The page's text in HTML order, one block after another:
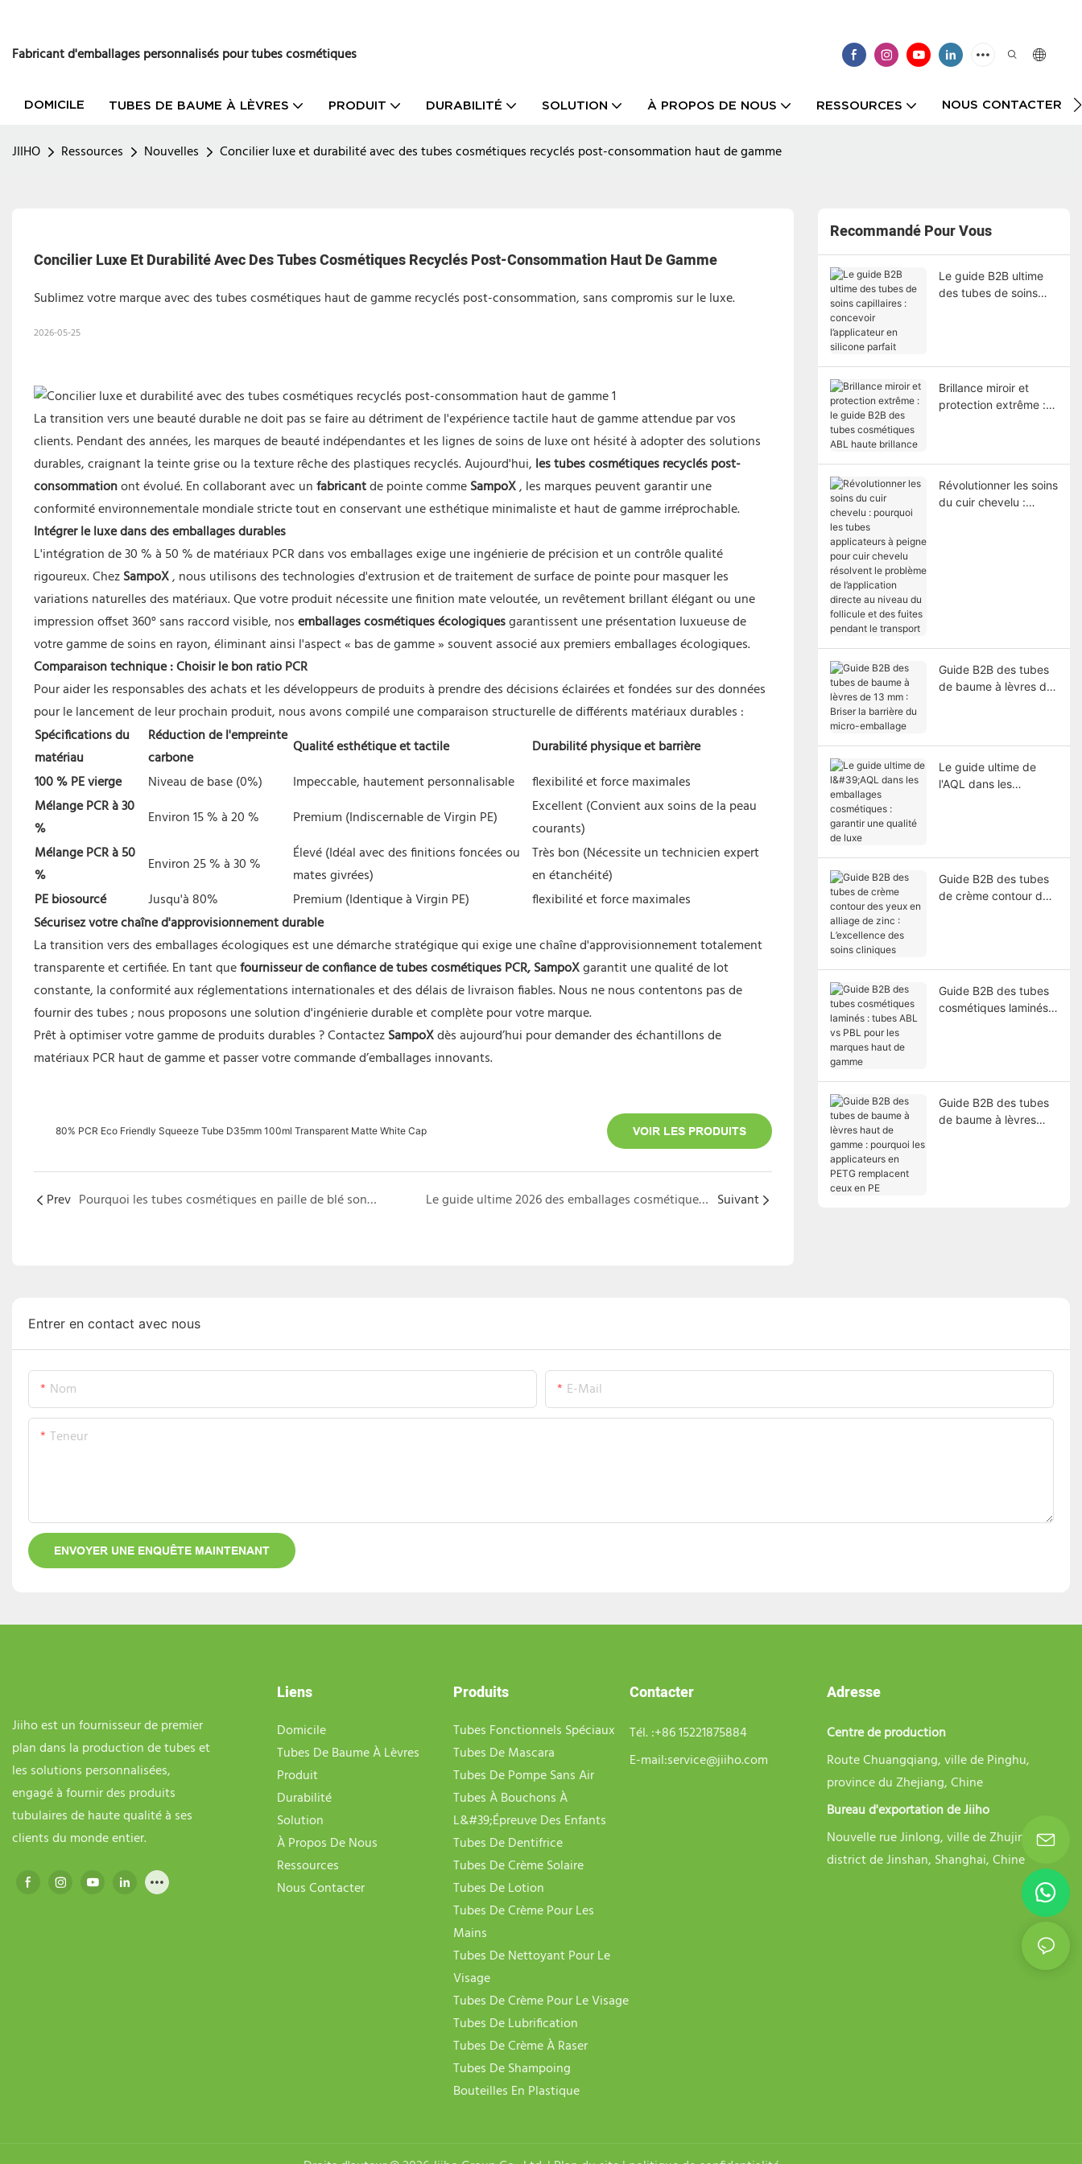
Fabricant d'emballages personnalisés pour tubes cosmétiques
DOMICILE TUBES DE BAUME À LÈVRES PRODUIT DURABILITÉ SOLUTION À PROPOS DE NOUS RESSOURCES NOUS CONTACTER
JIIHO Ressources Nouvelles Concilier luxe et durabilité avec des tubes cosmétiques recyclés post-consommation haut de gamme
Concilier Luxe Et Durabilité Avec Des Tubes Cosmétiques Recyclés Post-Consommation Haut De Gamme
Sublimez votre marque avec des tubes cosmétiques haut de gamme recyclés post-consommation, sans compromis sur le luxe.
2026-05-25
La transition vers une beauté durable ne doit pas se faire au détriment de l'expérience tactile haut de gamme attendue par vos
clients. Pendant des années, les marques de beauté indépendantes et les lignes de soins de luxe ont hésité à adopter des solutions
durables, craignant la teinte grise ou la texture rêche des plastiques recyclés. Aujourd'hui, les tubes cosmétiques recyclés post-
consommationont évolué. En collaborant avec unfabricantde pointe commeSampoX, les marques peuvent garantir une
conformité environnementale mondiale stricte tout en conservant une esthétique minimaliste et haut de gamme irréprochable.
Intégrer le luxe dans des emballages durables
L'intégration de 30 % à 50 % de matériaux PCR dans vos emballages exige une ingénierie de précision et un contrôle qualité
rigoureux. ChezSampoX, nous utilisons des technologies d'extrusion et de traitement de surface de pointe pour masquer les
variations naturelles des matériaux. Que votre produit nécessite une finition mate veloutée, un revêtement brillant élégant ou une
impression offset 360° sans raccord visible, nosemballages cosmétiques écologiquesgarantissent une présentation luxueuse de
votre gamme de soins en rayon, éliminant ainsi l'aspect « bas de gamme » souvent associé aux premiers emballages écologiques.
Comparaison technique : Choisir le bon ratio PCR
Pour aider les responsables des achats et les développeurs de produits à prendre des décisions éclairées et fondées sur des données
pour le lancement de leur prochain produit, nous avons compilé une comparaison structurelle de différents matériaux durables :
Spécifications du
matériau
Réduction de l'empreinte
carbone
Qualité esthétique et tactile
Durabilité physique et barrière
100 % PE vierge
Niveau de base (0%) Impeccable, hautement personnalisable
flexibilité et force maximales
Mélange PCR à 30
%
Environ 15 % à 20 % Premium (Indiscernable de Virgin PE)
Excellent (Convient aux soins de la peau
courants)
Mélange PCR à 50
%
Environ 25 % à 30 %
Élevé (Idéal avec des finitions foncées ou
mates givrées)
Très bon (Nécessite un technicien expert
en étanchéité)
PE biosourcé
Jusqu'à 80% Premium (Identique à Virgin PE)
flexibilité et force maximales
Sécurisez votre chaîne d'approvisionnement durable
La transition vers des emballages écologiques est une démarche stratégique qui exige une chaîne d'approvisionnement totalement
transparente et certifiée. En tant quefournisseur de confiance de tubes cosmétiques PCR,SampoXgarantit une qualité de lot
constante, la conformité aux réglementations internationales et des délais de livraison fiables. Nous ne nous contentons pas de
fournir des tubes ; nous proposons une solution d'ingénierie durable et complète pour votre marque.
Prêt à optimiser votre gamme de produits durables ? ContactezSampoXdès aujourd’hui pour demander des échantillons de
matériaux PCR haut de gamme et passer votre commande d’emballages innovants.
80% PCR Eco Friendly Squeeze Tube D35mm 100ml Transparent Matte White Cap VOIR LES PRODUITS
Prev Pourquoi les tubes cosmétiques en paille de blé sont le summum du respect de l&#39;environnement Le guide ultime 2026 des emballages cosmétiques en paille de blé Suivant
Recommandé Pour Vous
Le guide B2B ultime
des tubes de soins
Brillance miroir et
protection extrême : le
Révolutionner les soins
du cuir chevelu :
Guide B2B des tubes
de baume à lèvres de
Le guide ultime de
l'AQL dans les
Guide B2B des tubes
de crème contour des
Guide B2B des tubes
cosmétiques laminés :
Guide B2B des tubes
de baume à lèvres
Entrer en contact avec nous
Nom E-Mail
Teneur
ENVOYER UNE ENQUÊTE MAINTENANT
Jiiho est un fournisseur de premier
plan dans la production de tubes et
les solutions personnalisées,
engagé à fournir des produits
tubulaires de haute qualité à ses
clients du monde entier.
Liens
Domicile
Tubes De Baume À Lèvres
Produit
Durabilité
Solution
À Propos De Nous
Ressources
Nous Contacter
Produits
Tubes Fonctionnels Spéciaux
Tubes De Mascara
Tubes De Pompe Sans Air
Tubes À Bouchons À
L&#39;épreuve Des Enfants
Tubes De Dentifrice
Tubes De Crème Solaire
Tubes De Lotion
Tubes De Crème Pour Les
Mains
Tubes De Nettoyant Pour Le
Visage
Tubes De Crème Pour Le Visage
Tubes De Lubrification
Tubes De Crème À Raser
Tubes De Shampoing
Bouteilles En Plastique
Contacter
Tél. :+86 15221875884
E-mail:service@jiiho.com
Adresse
Centre de production
Route Chuangqiang, ville de Pinghu,
province du Zhejiang, Chine
Bureau d'exportation de Jiiho
Nouvelle rue Jinlong, ville de Zhujing,
district de Jinshan, Shanghai, Chine